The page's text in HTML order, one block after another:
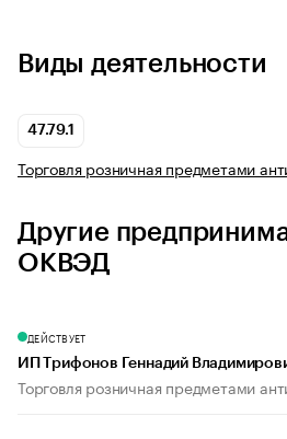
Виды деятельности
47.79.1
Торговля розничная предметами
Другие
ОКВЭД
ДЕЙСТВУЕТ
ИП Трифонов Геннадий
Торговля розничная предметами